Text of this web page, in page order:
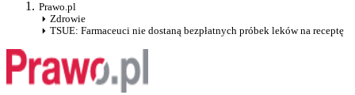
Prawo.pl
Zdrowie
TSUE: Farmaceuci nie dostaną bezpłatnych próbek leków na receptę